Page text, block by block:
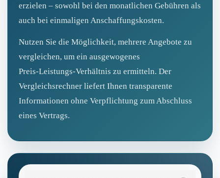
erzielen – sowohl bei den monatlichen Gebühren als
auch bei einmaligen Anschaffungskosten.
Nutzen Sie die Möglichkeit, mehrere Angebote zu
vergleichen, um ein ausgewogenes
Preis‑Leistungs‑Verhältnis zu ermitteln. Der
Vergleichsrechner liefert Ihnen transparente
Informationen ohne Verpflichtung zum Abschluss
eines Vertrags.